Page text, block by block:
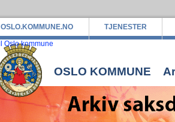
OSLO.KOMMUNE.NO TJENESTER
OSLO KOMMUNE